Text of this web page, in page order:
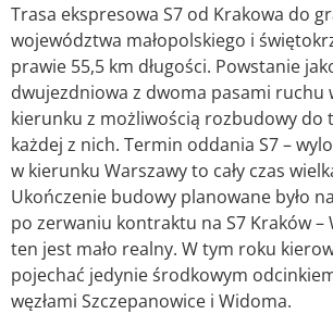
Trasa ekspresowa S7 od Krakowa do
województwa małopolskiego i
prawie 55,5 km długości. Powstanie
dwujezdniowa z dwoma pasami ruchu
kierunku z możliwością rozbudowy do
każdej z nich. Termin oddania S7 –
w kierunku Warszawy to cały czas
Ukończenie budowy planowane było
po zerwaniu kontraktu na S7 Kraków
ten jest mało realny. W tym roku
pojechać jedynie środkowym
węzłami Szczepanowice i Widoma.